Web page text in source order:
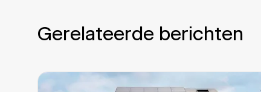
Gerelateerde berichten